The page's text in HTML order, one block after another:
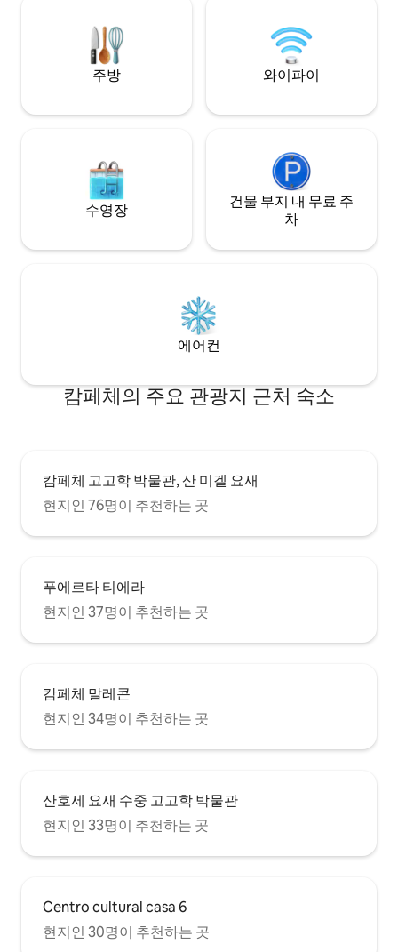
históricas que integran Casonas MX, una
colección curada de casas patrimoniales
주방 와이파이
수영장
건물 부지 내 무료 주
차
에어컨
캄페체의 주요 관광지 근처 숙소
캄페체 고고학 박물관, 산 미겔 요새
현지인 76명이 추천하는 곳
푸에르타 티에라
현지인 37명이 추천하는 곳
캄페체 말레콘
현지인 34명이 추천하는 곳
산호세 요새 수중 고고학 박물관
현지인 33명이 추천하는 곳
Centro cultural casa 6
현지인 30명이 추천하는 곳